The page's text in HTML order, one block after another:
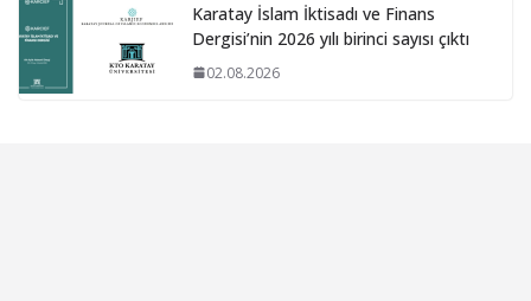
Karatay İslam İktisadı ve Finans
Dergisi’nin 2026 yılı birinci sayısı çıktı
02.08.2026